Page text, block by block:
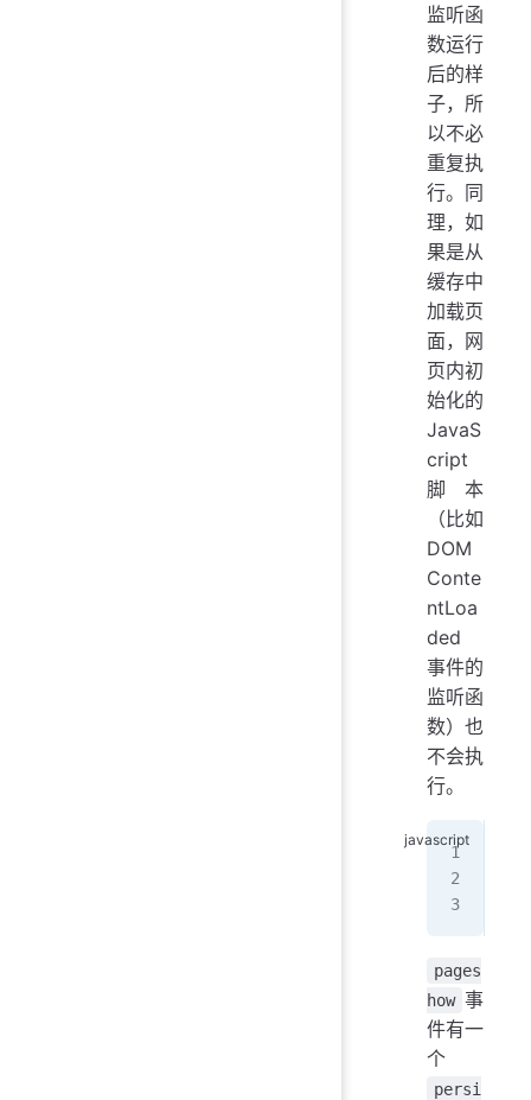
监听函
数运行
后的样
子，所
以不必
重复执
行。同
理，如
果是从
缓存中
加载页
面，网
页内初
始化的
JavaS
cript
脚本
（比如
DOM
Conte
ntLoa
ded
事件的
监听函
数）也
不会执
行。
pages
how 事
件有一
个
persi